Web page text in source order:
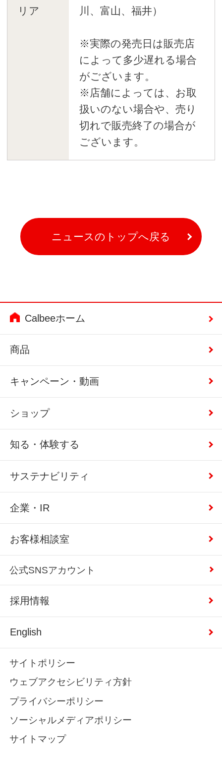
リア
川、富山、福井）
※実際の発売日は販売店
によって多少遅れる場合
がございます。
※店舗によっては、お取
扱いのない場合や、売り
切れで販売終了の場合が
ございます。
ニュースのトップへ戻る
Calbeeホーム
商品
キャンペーン・動画
ショップ
知る・体験する
サステナビリティ
企業・IR
お客様相談室
公式SNSアカウント
採用情報
English
サイトポリシー
ウェブアクセシビリティ方針
プライバシーポリシー
ソーシャルメディアポリシー
サイトマップ